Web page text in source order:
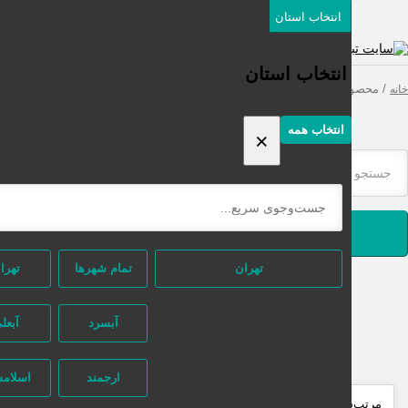
انتخاب استان
انتخاب استان
انتخاب همه ×
تهران تمام شهر‌ها تهران
ارجمند اسلامشهر
برچسب خورده “گاوصندوق جواهرفروشی”
جستجو